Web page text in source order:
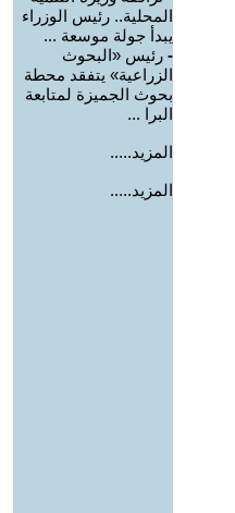
المحلية.. رئيس الوزراء
يبدأ جولة موسعة ...
- رئيس «البحوث
الزراعية» يتفقد محطة
بحوث الجميزة لمتابعة
البرا ...
المزيد.....
المزيد.....